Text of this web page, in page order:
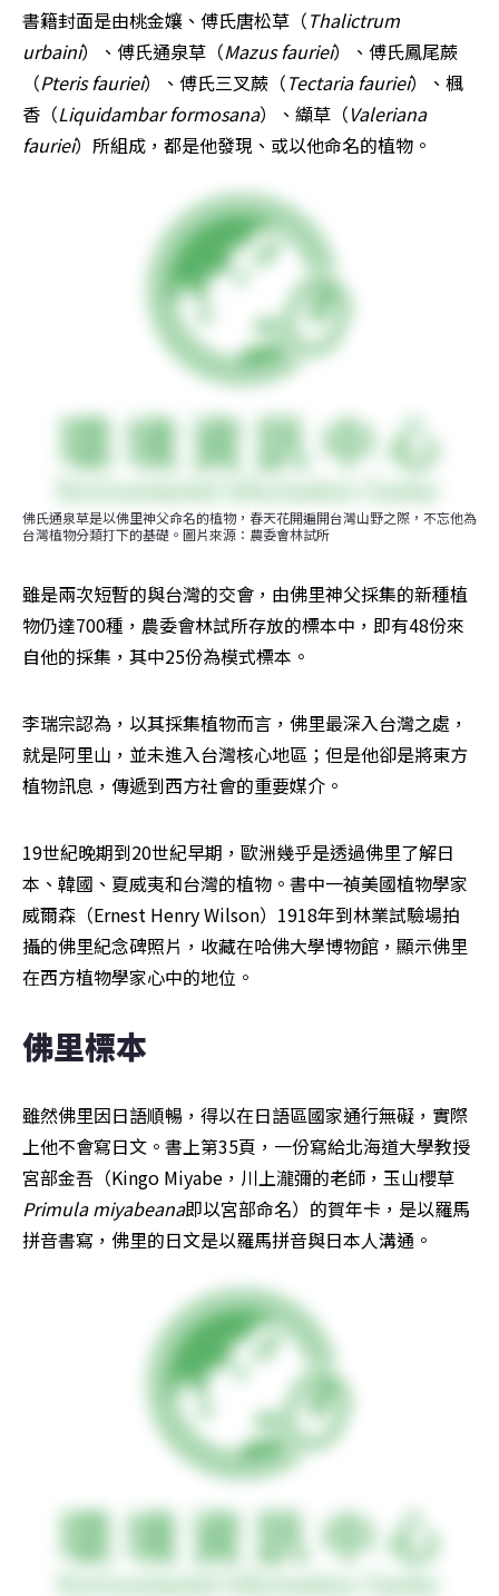
書籍封面是由桃金孃、傅氏唐松草（Thalictrum
urbaini）、傅氏通泉草（Mazus fauriei）、傅氏鳳尾蕨
（Pteris fauriei）、傅氏三叉蕨（Tectaria fauriei）、楓
香（Liquidambar formosana）、纈草（Valeriana
fauriei）所組成，都是他發現、或以他命名的植物。
佛氏通泉草是以佛里神父命名的植物，春天花開遍開台灣山野之際，不忘他為
台灣植物分類打下的基礎。圖片來源：農委會林試所
雖是兩次短暫的與台灣的交會，由佛里神父採集的新種植
物仍達700種，農委會林試所存放的標本中，即有48份來
自他的採集，其中25份為模式標本。
李瑞宗認為，以其採集植物而言，佛里最深入台灣之處，
就是阿里山，並未進入台灣核心地區；但是他卻是將東方
植物訊息，傳遞到西方社會的重要媒介。
19世紀晚期到20世紀早期，歐洲幾乎是透過佛里了解日
本、韓國、夏威夷和台灣的植物。書中一禎美國植物學家
威爾森（Ernest Henry Wilson）1918年到林業試驗場拍
攝的佛里紀念碑照片，收藏在哈佛大學博物館，顯示佛里
在西方植物學家心中的地位。
佛里標本
雖然佛里因日語順暢，得以在日語區國家通行無礙，實際
上他不會寫日文。書上第35頁，一份寫給北海道大學教授
宮部金吾（Kingo Miyabe，川上瀧彌的老師，玉山櫻草
Primula miyabeana即以宮部命名）的賀年卡，是以羅馬
拼音書寫，佛里的日文是以羅馬拼音與日本人溝通。